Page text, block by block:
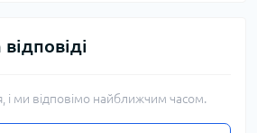
і ми відповімо найближчим часом.